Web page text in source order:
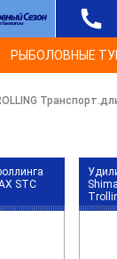
РЫБОЛОВНЫЕ
STC